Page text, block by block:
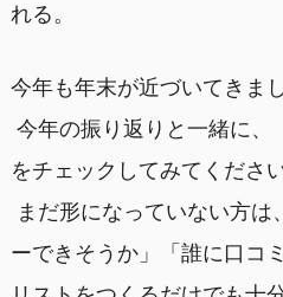
れる。
今年も年末が近づいてきまし
今年の振り返りと一緒に、
をチェックしてみてください
まだ形になっていない方は
ーできそうか」「誰に口コ